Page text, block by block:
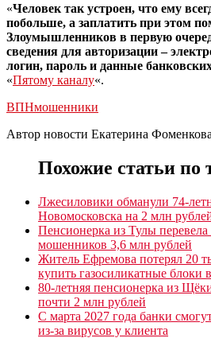
«Человек так устроен, что ему
побольше, а заплатить при этом
Злоумышленников в первую
сведения для авторизации –
логин, пароль и данные
«Пятому каналу«.
ВПНмошенники
Автор новости Екатерина Фоменкова
Похожие статьи по
Лжесиловики обманули 74-
Новомосковска на 2 млн
Пенсионерка из Тулы перевела
мошенников 3,6 млн рублей
Житель Ефремова потерял 20
купить газосиликатные блоки
80-летняя пенсионерка из
почти 2 млн рублей
С марта 2027 года банки
из-за вирусов у клиента